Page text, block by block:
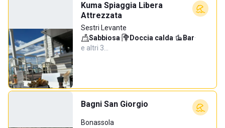
Kuma Spiaggia Libera
Attrezzata
Sestri Levante
Sabbiosa· Doccia calda· Bar·
e altri 3…
Bagni San Giorgio
Bonassola